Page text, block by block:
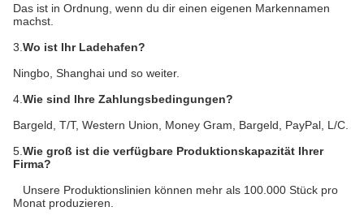
Das ist in Ordnung, wenn du dir einen eigenen Markennamen
machst.
3. Wo ist Ihr Ladehafen?
Ningbo, Shanghai und so weiter.
4. Wie sind Ihre Zahlungsbedingungen?
Bargeld, T/T, Western Union, Money Gram, Bargeld, PayPal, L/C.
5. Wie groß ist die verfügbare Produktionskapazität Ihrer
Firma?
Unsere Produktionslinien können mehr als 100.000 Stück pro
Monat produzieren.